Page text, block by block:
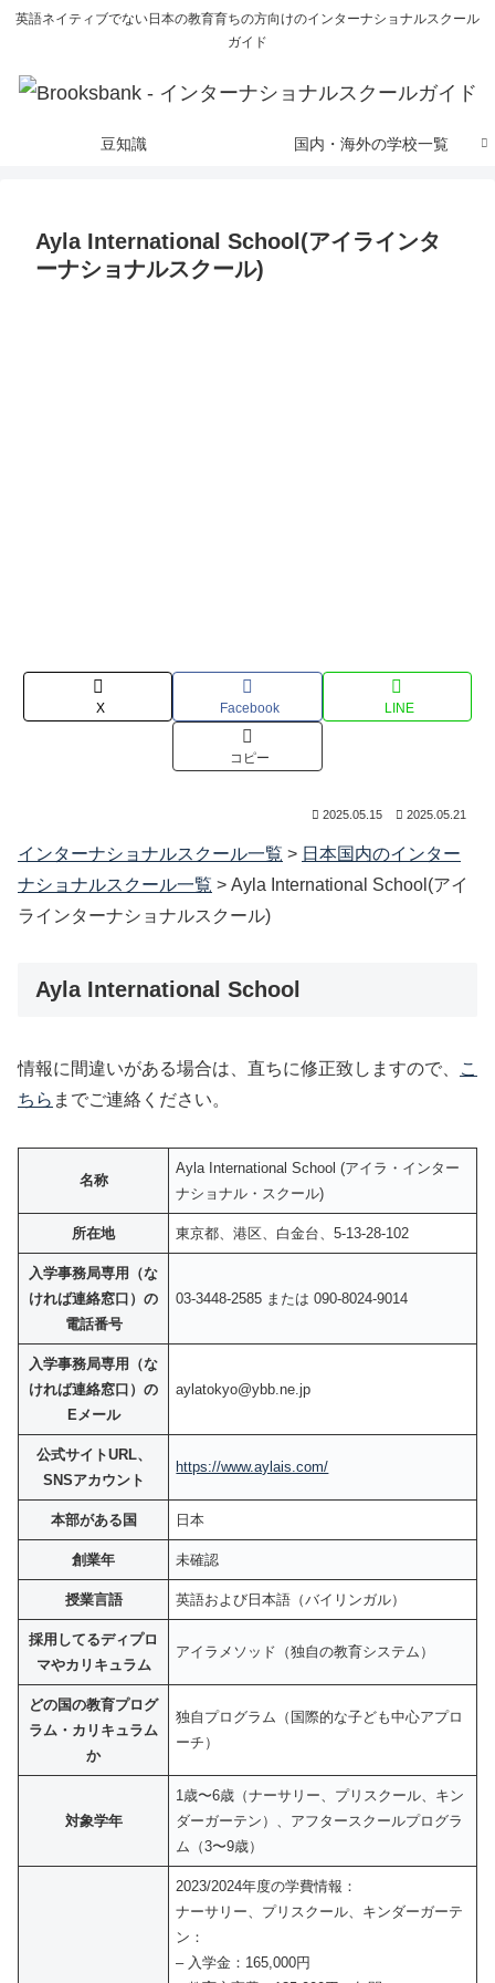
英語ネイティブでない日本の教育育ちの方向けのインターナショナルスクール
ガイド
豆知識 国内・海外の学校一覧
Ayla International School(アイラインタ
ーナショナルスクール)
X Facebook LINE
コピー
2025.05.15 2025.05.21
インターナショナルスクール一覧 > 日本国内のインター
ナショナルスクール一覧 > Ayla International School(アイ
ラインターナショナルスクール)
Ayla International School
情報に間違いがある場合は、直ちに修正致しますので、
こ
ちら までご連絡ください。
名称
Ayla International School (アイラ・インター
ナショナル・スクール)
所在地 東京都、港区、白金台、5-13-28-102
入学事務局専用（な
ければ連絡窓口）の
電話番号
03-3448-2585 または 090-8024-9014
入学事務局専用（な
ければ連絡窓口）の
Eメール
aylatokyo@ybb.ne.jp
公式サイトURL、
SNSアカウント
https://www.aylais.com/
本部がある国 日本
創業年 未確認
授業言語 英語および日本語（バイリンガル）
採用してるディプロ
マやカリキュラム
アイラメソッド（独自の教育システム）
どの国の教育プログ
ラム・カリキュラム
か
独自プログラム（国際的な子ども中心アプロ
ーチ）
対象学年
1歳〜6歳（ナーサリー、プリスクール、キン
ダーガーテン）、アフタースクールプログラ
ム（3〜9歳）
2023/2024年度の学費情報：
ナーサリー、プリスクール、キンダーガーテ
ン：
– 入学金：165,000円